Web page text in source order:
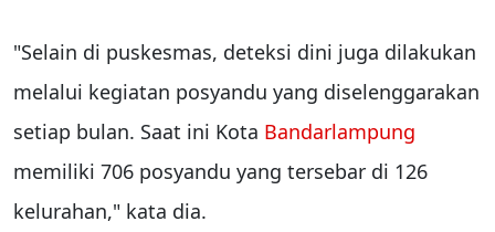
"Selain di puskesmas, deteksi dini juga dilakukan
melalui kegiatan posyandu yang diselenggarakan
setiap bulan. Saat ini Kota Bandarlampung
memiliki 706 posyandu yang tersebar di 126
kelurahan," kata dia.